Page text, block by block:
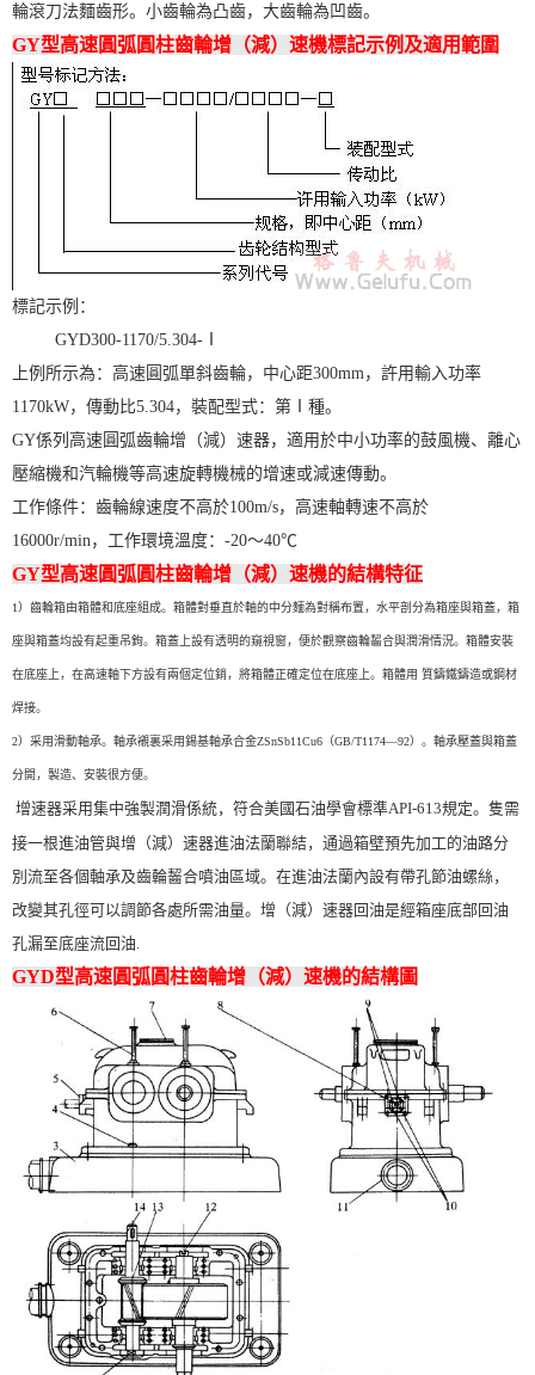
輪滾刀法麵齒形。小齒輪為凸齒，大齒輪為凹齒。
GY型高速圓弧圓柱齒輪增（減）速機標記示例及適用範圍
標記示例：
GYD300-1170/5.304-Ⅰ
上例所示為：高速圓弧單斜齒輪，中心距300mm，許用輸入功率
1170kW，傳動比5.304，裝配型式：第Ⅰ種。
GY係列高速圓弧齒輪增（減）速器，適用於中小功率的鼓風機、離心
壓縮機和汽輪機等高速旋轉機械的增速或減速傳動。
工作條件：齒輪線速度不高於100m/s，高速軸轉速不高於
16000r/min，工作環境溫度：-20～40℃
GY型高速圓弧圓柱齒輪增（減）速機的結構特征
1） 齒輪箱由箱體和底座組成。箱體對垂直於軸的中分麵為對稱布置，水平剖分為箱座與箱蓋，箱
座與箱蓋均設有起重吊鉤。箱蓋上設有透明的窺視窗，便於觀察齒輪齧合與潤滑情況。箱體安裝
在底座上，在高速軸下方設有兩個定位銷，將箱體正確定位在底座上。箱體用 質鑄鐵鑄造或鋼材
焊接。
2）采用滑動軸承。軸承襯裏采用錫基軸承合金ZSnSb11Cu6（GB/T1174—92）。軸承壓蓋與箱蓋
分開，製造、安裝很方便。
增速器采用集中強製潤滑係統，符合美國石油學會標準API-613規定。隻需
接一根進油管與增（減）速器進油法蘭聯結，通過箱壁預先加工的油路分
別流至各個軸承及齒輪齧合噴油區域。在進油法蘭內設有帶孔節油螺絲，
改變其孔徑可以調節各處所需油量。增（減）速器回油是經箱座底部回油
孔漏至底座流回油.
GYD型高速圓弧圓柱齒輪增（減）速機的結構圖